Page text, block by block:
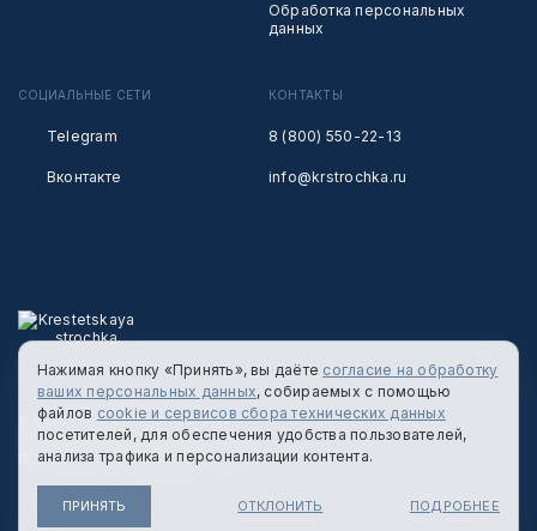
Обработка персональных
данных
СОЦИАЛЬНЫЕ СЕТИ
Telegram
Вконтакте
КОНТАКТЫ
8 (800) 550-22-13
info@krstrochka.ru
© 2026 КРЕСТЕЦКАЯ СТРОЧКА
ПОЛИТИКА КОНФИДЕНЦИАЛЬНОСТИ
Нажимая кнопку «Принять», вы даёте согласие на обработку
ваших персональных данных, собираемых с помощью
файлов cookie и сервисов сбора технических данных
посетителей, для обеспечения удобства пользователей,
анализа трафика и персонализации контента.
ПРИНЯТЬ ОТКЛОНИТЬ ПОДРОБНЕЕ